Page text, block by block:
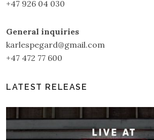
+47 926 04 030
General inquiries
karlespegard@gmail.com
+47 472 77 600
LATEST RELEASE